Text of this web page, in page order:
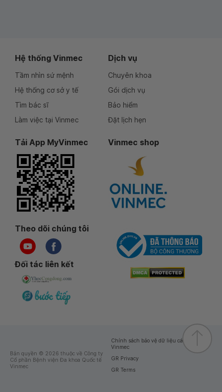
Hệ thống Vinmec
Tầm nhìn sứ mệnh
Hệ thống cơ sở y tế
Tìm bác sĩ
Làm việc tại Vinmec
Dịch vụ
Chuyên khoa
Gói dịch vụ
Bảo hiểm
Đặt lịch hẹn
Tải App MyVinmec Vinmec shop
Theo dõi chúng tôi
Đối tác liên kết
Bản quyền © 2026 thuộc về Công ty
Cổ phần Bệnh viện Đa khoa Quốc tế
Vinmec
Chính sách bảo vệ dữ liệu cá nhân của
Vinmec
GR Privacy
GR Terms